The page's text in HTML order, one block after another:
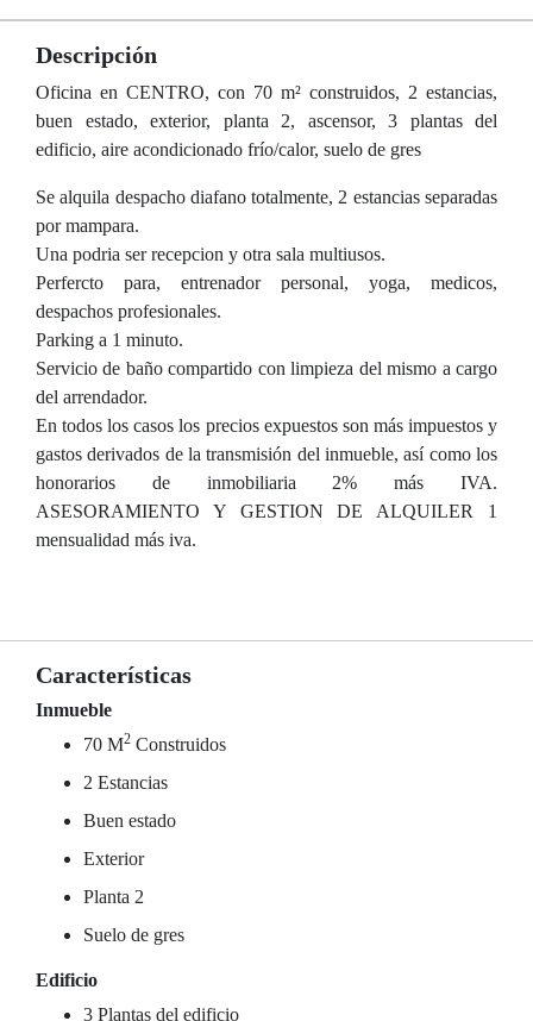
Descripción
Oficina en CENTRO, con 70 m² construidos, 2 estancias,
buen estado, exterior, planta 2, ascensor, 3 plantas del
edificio, aire acondicionado frío/calor, suelo de gres
Se alquila despacho diafano totalmente, 2 estancias separadas
por mampara.
Una podria ser recepcion y otra sala multiusos.
Perfercto para, entrenador personal, yoga, medicos,
despachos profesionales.
Parking a 1 minuto.
Servicio de baño compartido con limpieza del mismo a cargo
del arrendador.
En todos los casos los precios expuestos son más impuestos y
gastos derivados de la transmisión del inmueble, así como los
honorarios de inmobiliaria 2% más IVA.
ASESORAMIENTO Y GESTION DE ALQUILER 1
mensualidad más iva.
Características
Inmueble
70 M2 Construidos
2 Estancias
Buen estado
Exterior
Planta 2
Suelo de gres
Edificio
3 Plantas del edificio